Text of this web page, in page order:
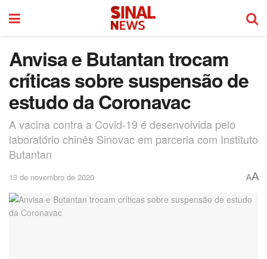
Anvisa e Butantan trocam
críticas sobre suspensão de
estudo da Coronavac
A vacina contra a Covid-19 é desenvolvida pelo
laboratório chinês Sinovac em parceria com Instituto
Butantan
13 de novembro de 2020 AA